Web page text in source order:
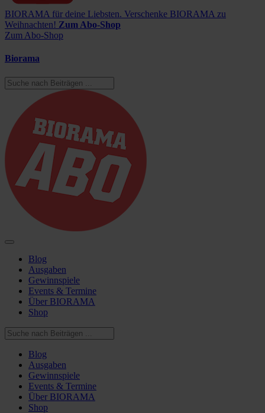
BIORAMA für deine Liebsten. Verschenke BIORAMA zu
Weihnachten! Zum Abo-Shop
Zum Abo-Shop
Biorama
Blog
Ausgaben
Gewinnspiele
Events & Termine
Über BIORAMA
Shop
Blog
Ausgaben
Gewinnspiele
Events & Termine
Über BIORAMA
Shop